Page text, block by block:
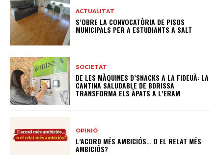
ACTUALITAT
S’OBRE LA CONVOCATÒRIA DE PISOS
MUNICIPALS PER A ESTUDIANTS A SALT
SOCIETAT
DE LES MÀQUINES D’SNACKS A LA FIDEUÀ: LA
CANTINA SALUDABLE DE BDRISSA
TRANSFORMA ELS ÀPATS A L’ERAM
OPINIÓ
L’ACORD MÉS AMBICIÓS… O EL RELAT MÉS
AMBICIÓS?